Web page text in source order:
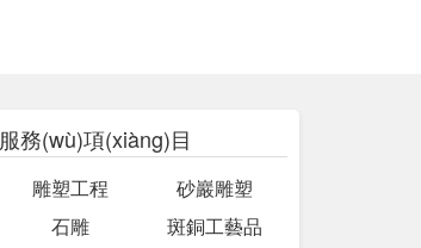
服務(wù)項(xiàng)目
雕塑工程
砂巖雕塑
石雕
斑銅工藝品